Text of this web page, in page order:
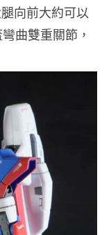
向前大約可以
曲雙重關節，